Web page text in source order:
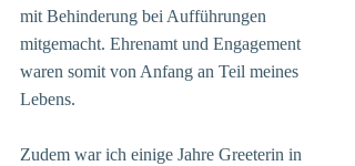
mit Behinderung bei Aufführungen
mitgemacht. Ehrenamt und Engagement
waren somit von Anfang an Teil meines
Lebens.
Zudem war ich einige Jahre Greeterin in